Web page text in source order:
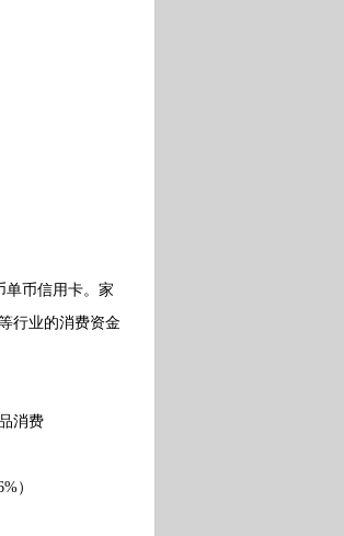
币信用卡。家
行业的消费资金
消费
）